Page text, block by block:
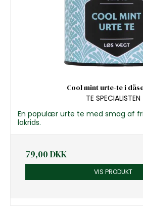
Cool mint urte-te i
TE SPECIALISTEN
En populær urte te med smag af
lakrids.
79,00 DKK
VIS PRODUKT